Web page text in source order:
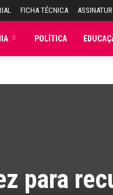
FICHA TÉCNICA
POLÍTICA
para